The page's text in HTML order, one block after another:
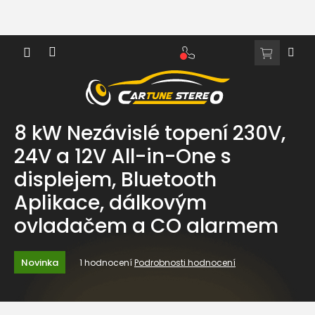
obsah
NÁKUPNÍ
8 kW Nezávislé topení 230V,
24V a 12V All-in-One s
displejem, Bluetooth
Aplikace, dálkovým
ovladačem a CO alarmem
Novinka
Průměrné
je
1 hodnoceníPodrobnosti hodnocení